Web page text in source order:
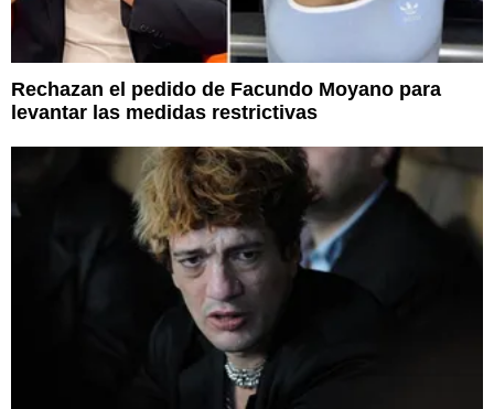
Rechazan el pedido de Facundo Moyano para
levantar las medidas restrictivas